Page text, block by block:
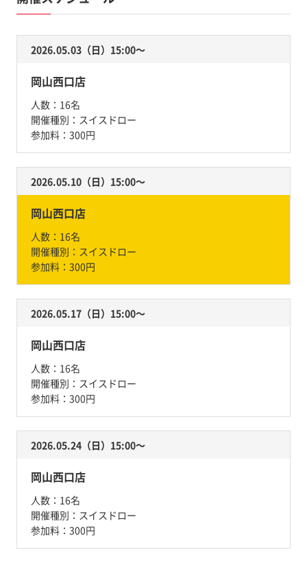
2026.05.03（日）15:00〜
岡山西口店
人数： 16名
開催種別： スイスドロー
参加料： 300円
2026.05.10（日）15:00〜
岡山西口店
人数： 16名
開催種別： スイスドロー
参加料： 300円
2026.05.17（日）15:00〜
岡山西口店
人数： 16名
開催種別： スイスドロー
参加料： 300円
2026.05.24（日）15:00〜
岡山西口店
人数： 16名
開催種別： スイスドロー
参加料： 300円